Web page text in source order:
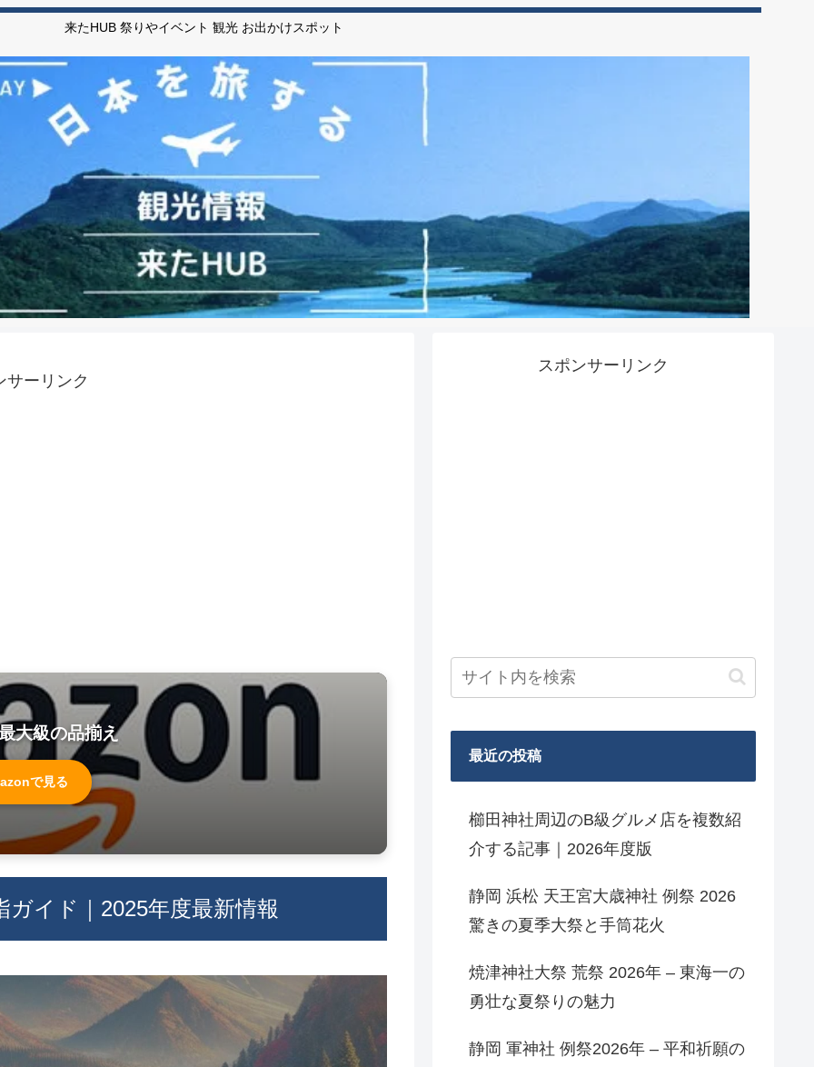
来たHUB 祭りやイベント 観光 お出かけスポット
サーリンク
大級の品揃え
で見る
イド｜2025年度最新情報
スポンサーリンク
最近の投稿
櫛田神社周辺のB級グルメ店を複数紹
介する記事｜2026年度版
静岡 浜松 天王宮大歳神社 例祭 2026
驚きの夏季大祭と手筒花火
焼津神社大祭 荒祭 2026年 – 東海一の
勇壮な夏祭りの魅力
静岡 軍神社 例祭2026年 – 平和祈願の